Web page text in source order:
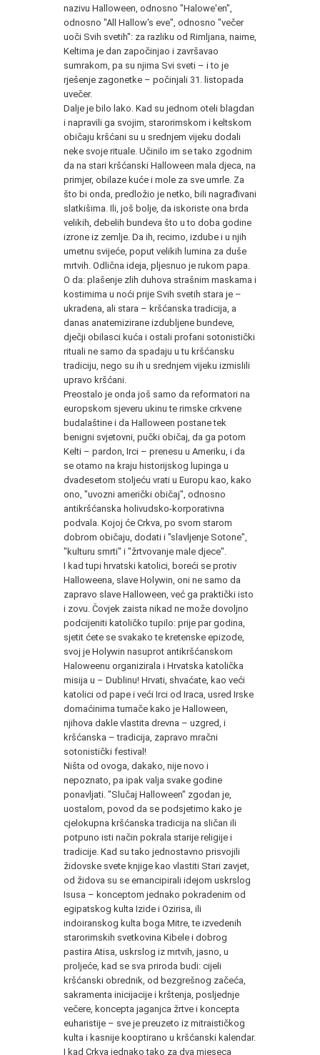
nazivu Halloween, odnosno "Halowe'en",
odnosno "All Hallow's eve", odnosno "večer
uoči Svih svetih": za razliku od Rimljana, naime,
Keltima je dan započinjao i završavao
sumrakom, pa su njima Svi sveti – i to je
rješenje zagonetke – počinjali 31. listopada
uvečer.
Dalje je bilo lako. Kad su jednom oteli blagdan
i napravili ga svojim, starorimskom i keltskom
običaju kršćani su u srednjem vijeku dodali
neke svoje rituale. Učinilo im se tako zgodnim
da na stari kršćanski Halloween mala djeca, na
primjer, obilaze kuće i mole za sve umrle. Za
što bi onda, predložio je netko, bili nagrađivani
slatkišima. Ili, još bolje, da iskoriste ona brda
velikih, debelih bundeva što u to doba godine
izrone iz zemlje. Da ih, recimo, izdube i u njih
umetnu svijeće, poput velikih lumina za duše
mrtvih. Odlična ideja, pljesnuo je rukom papa.
O da: plašenje zlih duhova strašnim maskama i
kostimima u noći prije Svih svetih stara je –
ukradena, ali stara – kršćanska tradicija, a
danas anatemizirane izdubljene bundeve,
dječji obilasci kuća i ostali profani sotonistički
rituali ne samo da spadaju u tu kršćansku
tradiciju, nego su ih u srednjem vijeku izmislili
upravo kršćani.
Preostalo je onda još samo da reformatori na
europskom sjeveru ukinu te rimske crkvene
budalaštine i da Halloween postane tek
benigni svjetovni, pučki običaj, da ga potom
Kelti – pardon, Irci – prenesu u Ameriku, i da
se otamo na kraju historijskog lupinga u
dvadesetom stoljeću vrati u Europu kao, kako
ono, "uvozni američki običaj", odnosno
antikršćanska holivudsko-korporativna
podvala. Kojoj će Crkva, po svom starom
dobrom običaju, dodati i "slavljenje Sotone",
"kulturu smrti" i "žrtvovanje male djece".
I kad tupi hrvatski katolici, boreći se protiv
Halloweena, slave Holywin, oni ne samo da
zapravo slave Halloween, već ga praktički isto
i zovu. Čovjek zaista nikad ne može dovoljno
podcijeniti katoličko tupilo: prije par godina,
sjetit ćete se svakako te kretenske epizode,
svoj je Holywin nasuprot antikršćanskom
Haloweenu organizirala i Hrvatska katolička
misija u – Dublinu! Hrvati, shvaćate, kao veći
katolici od pape i veći Irci od Iraca, usred Irske
domaćinima tumače kako je Halloween,
njihova dakle vlastita drevna – uzgred, i
kršćanska – tradicija, zapravo mračni
sotonistički festival!
Ništa od ovoga, dakako, nije novo i
nepoznato, pa ipak valja svake godine
ponavljati. "Slučaj Halloween" zgodan je,
uostalom, povod da se podsjetimo kako je
cjelokupna kršćanska tradicija na sličan ili
potpuno isti način pokrala starije religije i
tradicije. Kad su tako jednostavno prisvojili
židovske svete knjige kao vlastiti Stari zavjet,
od židova su se emancipirali idejom uskrslog
Isusa – konceptom jednako pokradenim od
egipatskog kulta Izide i Ozirisa, ili
indoiranskog kulta boga Mitre, te izvedenih
starorimskih svetkovina Kibele i dobrog
pastira Atisa, uskrslog iz mrtvih, jasno, u
proljeće, kad se sva priroda budi: cijeli
kršćanski obrednik, od bezgrešnog začeća,
sakramenta inicijacije i krštenja, posljednje
večere, koncepta jaganjca žrtve i koncepta
euharistije – sve je preuzeto iz mitraističkog
kulta i kasnije kooptirano u kršćanski kalendar.
I kad Crkva jednako tako za dva mjeseca